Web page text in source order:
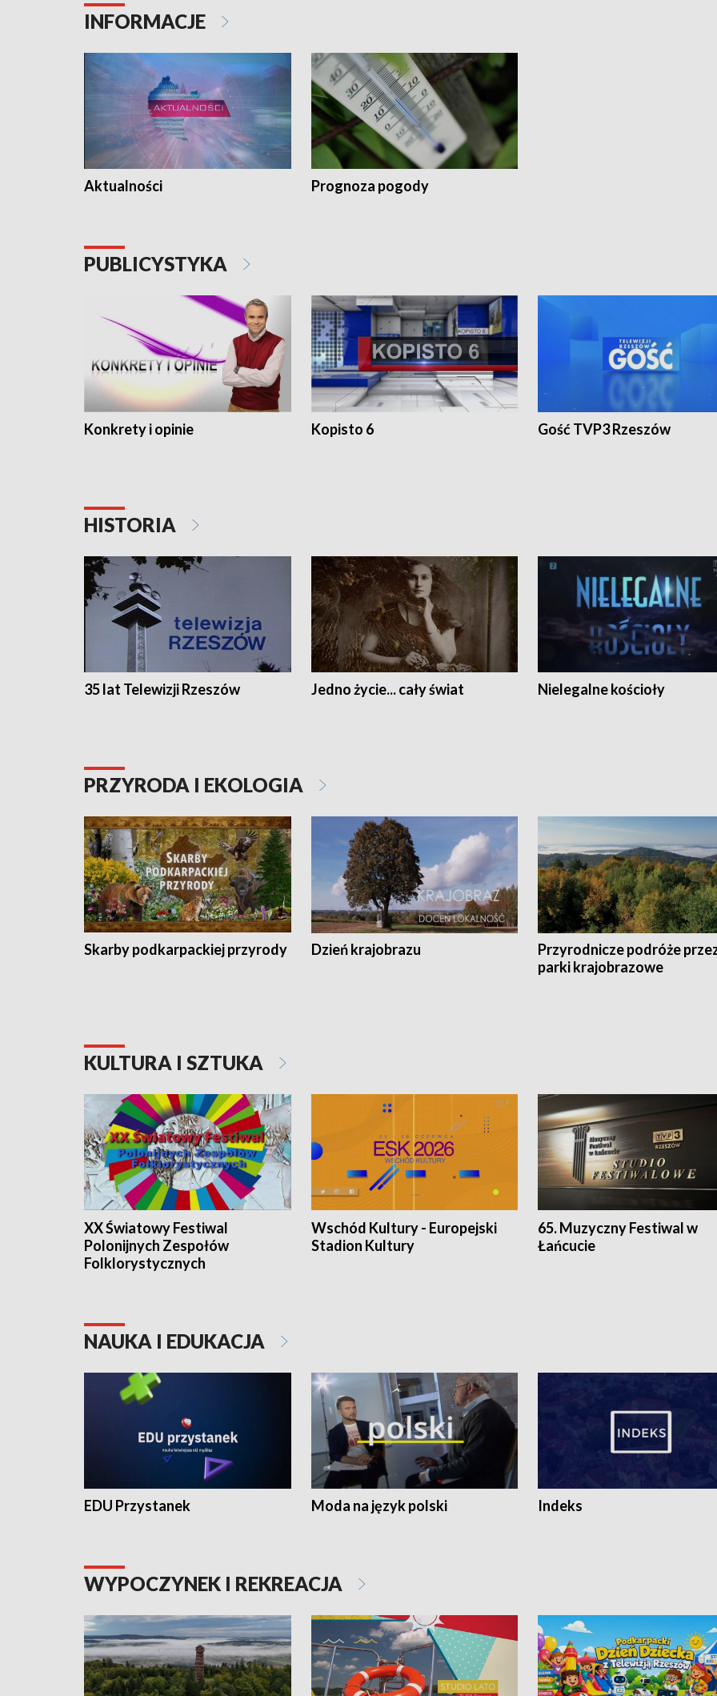
INFORMACJE
Aktualności Prognoza pogody
PUBLICYSTYKA
Konkrety i opinie Kopisto 6 Gość TVP3 Rzeszów
HISTORIA
35 lat Telewizji Rzeszów Jedno życie... cały świat Nielegalne kościoły
PRZYRODA I EKOLOGIA
Skarby podkarpackiej przyrody Dzień krajobrazu
Przyrodnicze podróże
parki krajobrazowe
KULTURA I SZTUKA
XX Światowy Festiwal
Polonijnych Zespołów
Folklorystycznych
Wschód Kultury - Europejski
Stadion Kultury
65. Muzyczny Festiwal w
Łańcucie
NAUKA I EDUKACJA
EDU Przystanek Moda na język polski Indeks
WYPOCZYNEK I REKREACJA